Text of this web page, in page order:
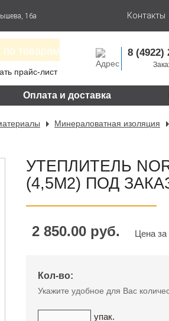
16а Контакты
прайс-лист
8 (4922)
Оплата и доставка
Минераловатная изоляция
УТЕПЛИТЕЛЬ
(4,5М2) ПОД
2 850.00 руб. Цена за
Кол-во:
Укажите удобное для Вас
упак.